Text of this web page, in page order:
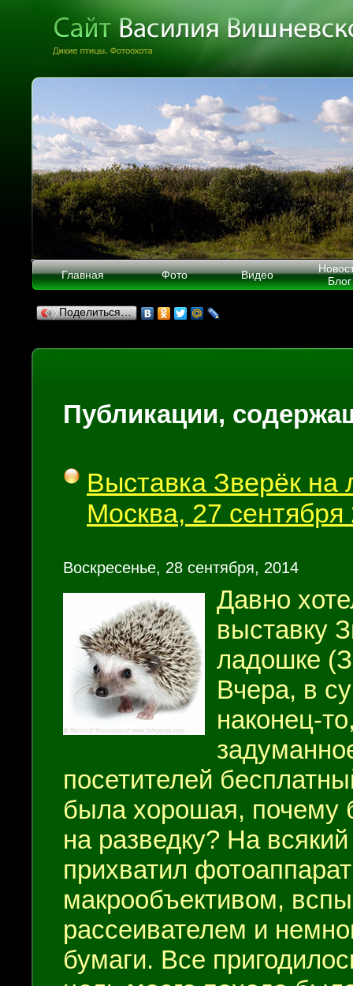
Главная Фото Видео
Блог
Поделиться…
Публикации,
Выставка Зверёк на
Москва, 27 сентября
Воскресенье, 28 сентября, 2014
Давно
выставку
ладошке
Вчера, в
наконец-
посетителей
была хорошая, почему
на разведку? На
прихватил
макрообъективом,
рассеивателем и
бумаги. Все